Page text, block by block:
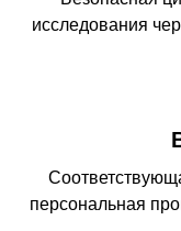
исследования
персональная